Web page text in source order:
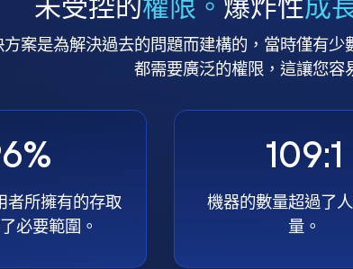
未受控的權限。 爆炸性成
案是為解決過去的問題而建構的，當時僅有
都需要廣泛的權限，這讓您容
者所擁有的存取
必要範圍。
109:1
機器的數量超過了
量。